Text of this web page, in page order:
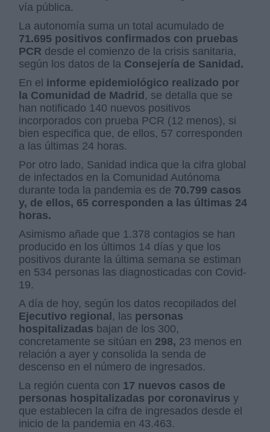
vía pública.
La autonomía suma un total acumulado de
71.695 positivos confirmados con pruebas
PCR desde el comienzo de la crisis sanitaria,
según los datos de la Consejería de Sanidad.
En el informe epidemiológico realizado por
la Comunidad de Madrid , se detalla que se
han notificado 140 nuevos positivos
incorporados con prueba PCR (12 menos), si
bien especifica que, de ellos, 57 corresponden
a las últimas 24 horas.
Por otro lado, Sanidad indica que la cifra global
de infectados en la Comunidad Autónoma
durante toda la pandemia es de 70.799 casos
y, de ellos, 65 corresponden a las últimas 24
horas.
Asimismo añade que 1.378 contagios se han
producido en los últimos 14 días y que los
positivos durante la última semana se estiman
en 534 personas las diagnosticadas con Covid-
19.
A día de hoy, según los datos recopilados del
Ejecutivo regional , las personas
hospitalizadas bajan de los 300,
concretamente se sitúan en 298, 23 menos en
relación a ayer y consolida la senda de
descenso en el número de ingresados.
La región cuenta con 17 nuevos casos de
personas hospitalizadas por coronavirus y
que establecen la cifra de ingresados desde el
inicio de la pandemia en 43.463.